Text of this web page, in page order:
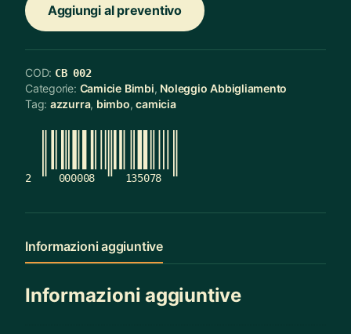
Aggiungi al preventivo
COD: CB 002
Categorie: Camicie Bimbi, Noleggio Abbigliamento
Tag: azzurra, bimbo,camicia
2 000008 135078
Informazioni aggiuntive
Informazioni aggiuntive